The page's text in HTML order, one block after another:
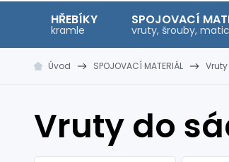
HŘEBÍKY
kramle
SPOJOVACÍ
vruty, šrouby,
Úvod SPOJOVACÍ MATERIÁL
Vruty do